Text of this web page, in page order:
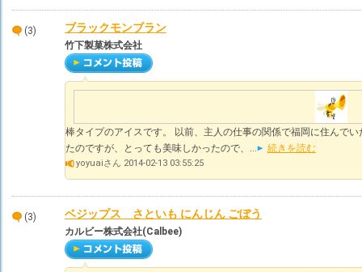
(3) ブラックモンブラン
竹下製菓株式会社
棒タイプのアイスです。 以前、主人の仕事の関係で福岡に住んで
たのですが、とっても美味しかったので、...
続きを読む
yoyuaiさん 2014-02-13 03:55:25
(3) ベジップス さといも にんじん ごぼう
カルビー株式会社(Calbee)